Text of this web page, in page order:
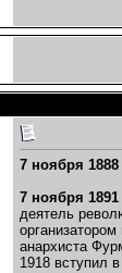
7 ноября 1888
7 ноября 1891
деятель
анархиста
1918 вступил